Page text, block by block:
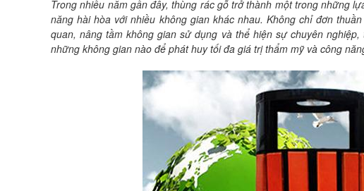
Trong nhiều năm gần đây, thùng rác gỗ trở thành một trong những
năng hài hòa với nhiều không gian khác nhau. Không chỉ đơn
quan, nâng tầm không gian sử dụng và thể hiện sự chuyên
những không gian nào để phát huy tối đa giá trị thẩm mỹ và công